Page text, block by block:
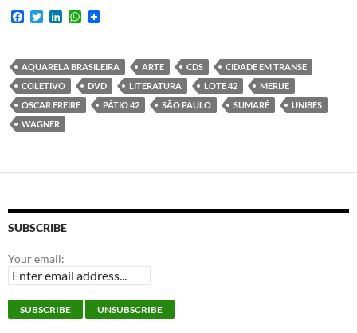
F
b
o
o
k
T
t
e
r
e
d
I
n
W
s
A
p
AQUARELA BRASILEIRA ARTE CDS
CIDADE EM TRANSE
COLETIVO
DVD LITERATURA LOTE 42
MERIJE
OSCAR FREIRE
PÁTIO 42 SÃO PAULO SUMARÉ
UNIBES
WAGNER
SUBSCRIBE
Your email: